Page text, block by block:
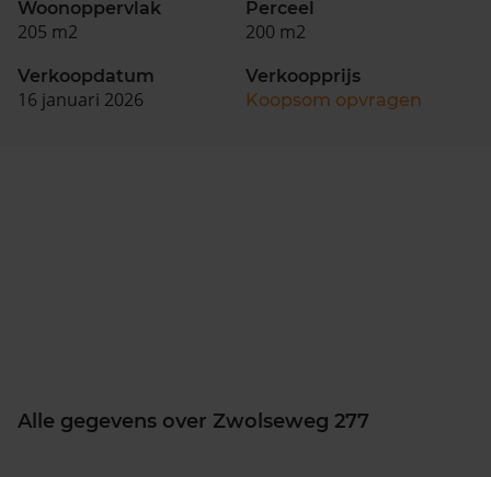
Woonoppervlak
205 m2
Perceel
200 m2
Verkoopdatum
16 januari 2026
Verkoopprijs
Koopsom opvragen
Alle gegevens over Zwolseweg 277